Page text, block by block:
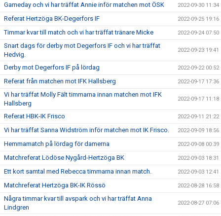
Gameday och vi har träffat Annie inför matchen mot ÖSK 2022-09-30 11:34
Referat Hertzöga BK-Degerfors IF 2022-09-25 19:16
Timmar kvar till match och vi har träffat tränare Micke 2022-09-24 07:50
Snart dags för derby mot Degerfors IF och vi har träffat
Hedvig.
2022-09-23 19:41
Derby mot Degerfors IF på lördag 2022-09-22 00:52
Referat från matchen mot IFK Hallsberg 2022-09-17 17:36
Vi har träffat Molly Fält timmarna innan matchen mot IFK
Hallsberg
2022-09-17 11:18
Referat HBK-IK Frisco 2022-09-11 21:22
Vi har träffat Sanna Widström inför matchen mot IK Frisco. 2022-09-09 18:56
Hemmamatch på lördag för damerna 2022-09-08 00:39
Matchreferat Lödöse Nygård-Hertzöga BK 2022-09-03 18:31
Ett kort samtal med Rebecca timmarna innan match. 2022-09-03 12:41
Matchreferat Hertzöga BK-IK Rössö 2022-08-28 16:58
Några timmar kvar till avspark och vi har träffat Anna
Lindgren
2022-08-27 07:06